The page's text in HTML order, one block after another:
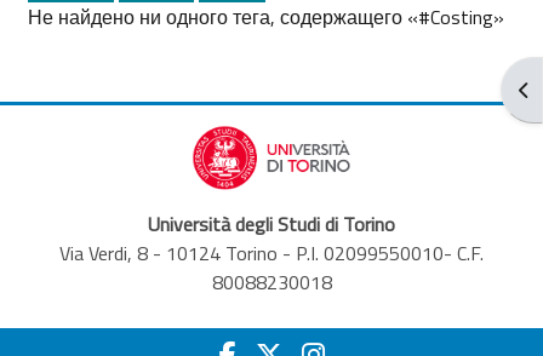
Не найдено ни одного тега, содержащего «#Costing»
Università degli Studi di Torino
Via Verdi, 8 - 10124 Torino - P.I. 02099550010- C.F.
80088230018